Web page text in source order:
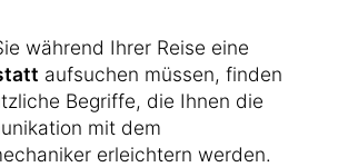
während Ihrer Reise eine
aufsuchen müssen, finden
Begriffe, die Ihnen die
mit dem
erleichtern werden.